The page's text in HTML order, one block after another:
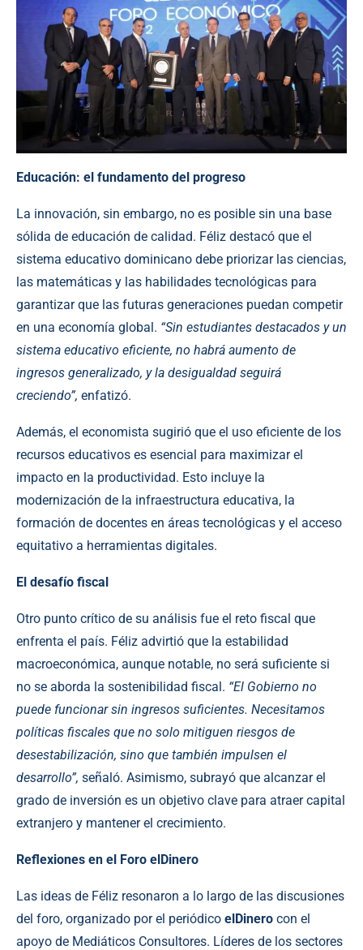
Educación: el fundamento del progreso
La innovación, sin embargo, no es posible sin una base
sólida de educación de calidad. Féliz destacó que el
sistema educativo dominicano debe priorizar las ciencias,
las matemáticas y las habilidades tecnológicas para
garantizar que las futuras generaciones puedan competir
en una economía global. “Sin estudiantes destacados y un
sistema educativo eficiente, no habrá aumento de
ingresos generalizado, y la desigualdad seguirá
creciendo”, enfatizó.
Además, el economista sugirió que el uso eficiente de los
recursos educativos es esencial para maximizar el
impacto en la productividad. Esto incluye la
modernización de la infraestructura educativa, la
formación de docentes en áreas tecnológicas y el acceso
equitativo a herramientas digitales.
El desafío fiscal
Otro punto crítico de su análisis fue el reto fiscal que
enfrenta el país. Féliz advirtió que la estabilidad
macroeconómica, aunque notable, no será suficiente si
no se aborda la sostenibilidad fiscal. “El Gobierno no
puede funcionar sin ingresos suficientes. Necesitamos
políticas fiscales que no solo mitiguen riesgos de
desestabilización, sino que también impulsen el
desarrollo”, señaló. Asimismo, subrayó que alcanzar el
grado de inversión es un objetivo clave para atraer capital
extranjero y mantener el crecimiento.
Reflexiones en el Foro elDinero
Las ideas de Féliz resonaron a lo largo de las discusiones
del foro, organizado por el periódico elDinero con el
apoyo de Mediáticos Consultores. Líderes de los sectores